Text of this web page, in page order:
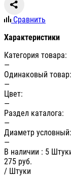
Сравнить
Характеристики
Категория товара:
—
Одинаковый товар:
—
Цвет:
—
Раздел каталога:
—
Диаметр условный:
—
В наличии : 5
275 руб.
/ Штуки